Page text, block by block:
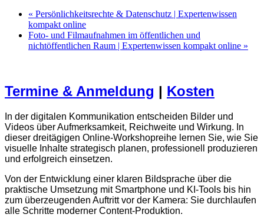
« Persönlichkeitsrechte & Datenschutz | Expertenwissen
kompakt online
Foto- und Filmaufnahmen im öffentlichen und
nichtöffentlichen Raum | Expertenwissen kompakt online »
Termine & Anmeldung | Kosten
In der digitalen Kommunikation entscheiden Bilder und
Videos über Aufmerksamkeit, Reichweite und Wirkung. In
dieser dreitägigen Online-Workshopreihe lernen Sie, wie Sie
visuelle Inhalte strategisch planen, professionell produzieren
und erfolgreich einsetzen.
Von der Entwicklung einer klaren Bildsprache über die
praktische Umsetzung mit Smartphone und KI-Tools bis hin
zum überzeugenden Auftritt vor der Kamera: Sie durchlaufen
alle Schritte moderner Content-Produktion.